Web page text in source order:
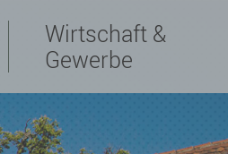
Wirtschaft &
Gewerbe